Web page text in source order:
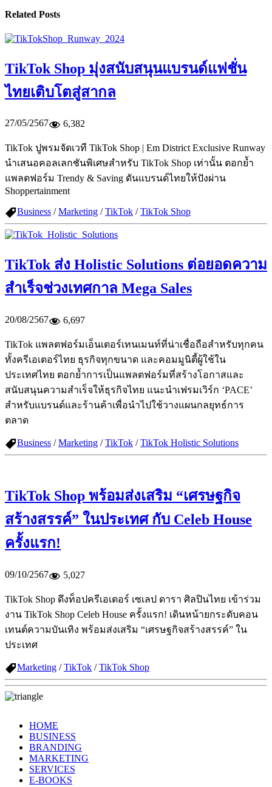
Related Posts
TikTok Shop มุ่งสนับสนุนแบรนด์แฟชั่น
ไทยเติบโตสู่สากล
27/05/2567 6,382
TikTok ปูพรมจัดเวที TikTok Shop | Em District Exclusive Runway
นำเสนอคอลเลกชันพิเศษสำหรับ TikTok Shop เท่านั้น ตอกย้ำ
แพลตฟอร์ม Trendy & Saving ดันแบรนด์ไทยให้ปังผ่าน
Shoppertainment
Business /Marketing /TikTok /TikTok Shop
TikTok ส่ง Holistic Solutions ต่อยอดความ
สำเร็จช่วงเทศกาล Mega Sales
20/08/2567 6,697
TikTok แพลตฟอร์มเอ็นเตอร์เทนเมนท์ที่น่าเชื่อถือสำหรับทุกคน
ทั้งครีเอเตอร์ไทย ธุรกิจทุกขนาด และคอมมูนิตี้ผู้ใช้ใน
ประเทศไทย ตอกย้ำการเป็นแพลตฟอร์มที่สร้างโอกาสและ
สนับสนุนความสำเร็จให้ธุรกิจไทย แนะนำเฟรมเวิร์ก ‘PACE’
สำหรับแบรนด์และร้านค้าเพื่อนำไปใช้วางแผนกลยุทธ์การ
ตลาด
Business /Marketing /TikTok /TikTok Holistic Solutions
TikTok Shop พร้อมส่งเสริม “เศรษฐกิจ
สร้างสรรค์” ในประเทศ กับ Celeb House
ครั้งแรก!
09/10/2567 5,027
TikTok Shop ดึงท็อปครีเอเตอร์ เซเลป ดารา ศิลปินไทย เข้าร่วม
งาน TikTok Shop Celeb House ครั้งแรก! เดินหน้ายกระดับคอน
เทนต์ความบันเทิง พร้อมส่งเสริม “เศรษฐกิจสร้างสรรค์” ใน
ประเทศ
Marketing /TikTok /TikTok Shop
HOME
BUSINESS
BRANDING
MARKETING
SERVICES
E-BOOKS